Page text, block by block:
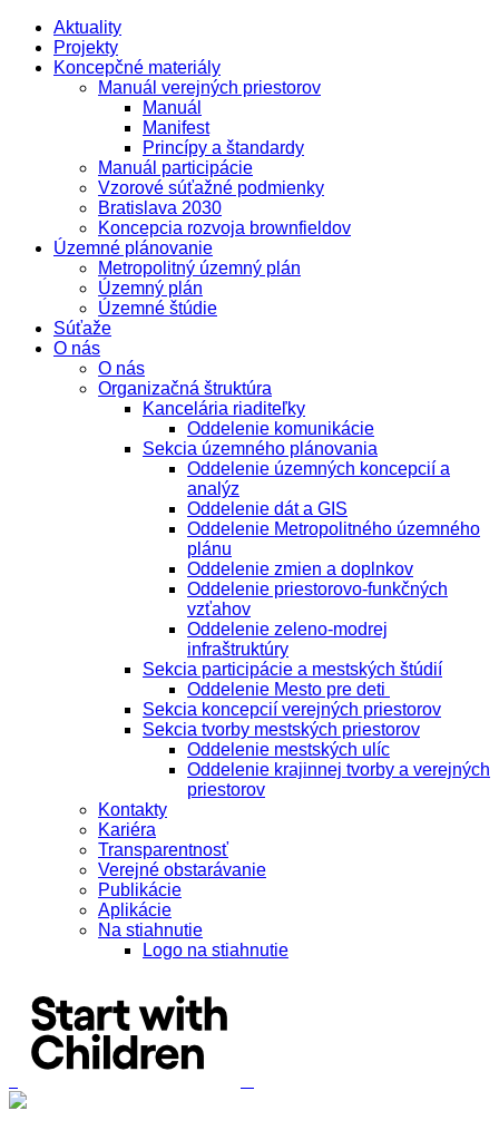
Aktuality
Projekty
Koncepčné materiály
Manuál verejných priestorov
Manuál
Manifest
Princípy a štandardy
Manuál participácie
Vzorové súťažné podmienky
Bratislava 2030
Koncepcia rozvoja brownfieldov
Územné plánovanie
Metropolitný územný plán
Územný plán
Územné štúdie
Súťaže
O nás
O nás
Organizačná štruktúra
Kancelária riaditeľky
Oddelenie komunikácie
Sekcia územného plánovania
Oddelenie územných koncepcií a
analýz
Oddelenie dát a GIS
Oddelenie Metropolitného územného
plánu
Oddelenie zmien a doplnkov
Oddelenie priestorovo-funkčných
vzťahov
Oddelenie zeleno-modrej
infraštruktúry
Sekcia participácie a mestských štúdií
Oddelenie Mesto pre deti
Sekcia koncepcií verejných priestorov
Sekcia tvorby mestských priestorov
Oddelenie mestských ulíc
Oddelenie krajinnej tvorby a verejných
priestorov
Kontakty
Kariéra
Transparentnosť
Verejné obstarávanie
Publikácie
Aplikácie
Na stiahnutie
Logo na stiahnutie